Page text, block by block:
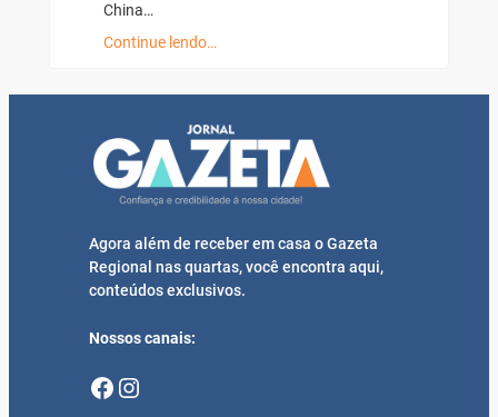
China…
Continue lendo…
Agora além de receber em casa o Gazeta
Regional nas quartas, você encontra aqui,
conteúdos exclusivos.
Nossos canais:
Facebook Instagram